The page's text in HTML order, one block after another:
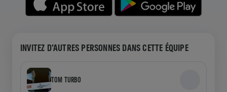
INVITEZ D'AUTRES PERSONNES DANS CETTE ÉQUIPE
TOM TURBO